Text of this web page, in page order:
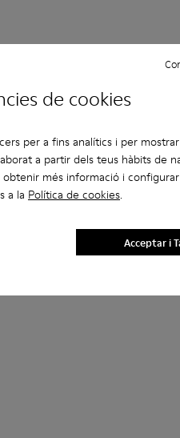
de cookies
per a fins analítics i per
a partir dels teus hàbits de
obtenir més informació i
a la Política de cookies.
Acceptar i